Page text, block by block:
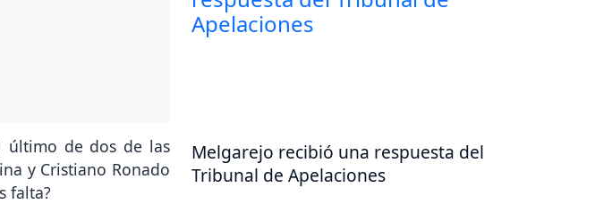
último de dos de las
y Cristiano Ronado
falta?
Melgarejo recibió una respuesta del
Tribunal de Apelaciones